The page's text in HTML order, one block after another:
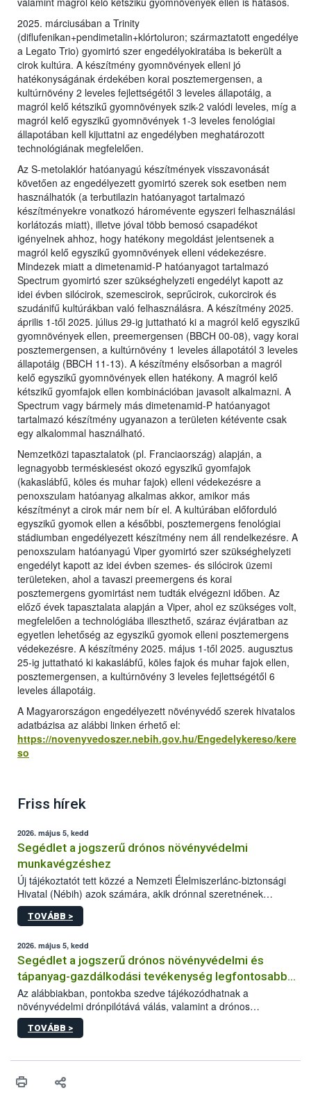
2025. márciusában a Trinity
(diflufenikan+pendimetalin+klórtoluron; származtatott engedélye
a Legato Trio) gyomirtó szer engedélyokiratába is bekerült a
cirok kultúra. A készítmény gyomnövények elleni jó
hatékonyságának érdekében korai posztemergensen, a
kultúrnövény 2 leveles fejlettségétől 3 leveles állapotáig, a
magról kelő kétszikű gyomnövények szik-2 valódi leveles, míg a
magról kelő egyszikű gyomnövények 1-3 leveles fenológiai
állapotában kell kijuttatni az engedélyben meghatározott
technológiának megfelelően.
Az S-metolaklór hatóanyagú készítmények visszavonását
követően az engedélyezett gyomirtó szerek sok esetben nem
használhatók (a terbutilazin hatóanyagot tartalmazó
készítményekre vonatkozó háromévente egyszeri felhasználási
korlátozás miatt), illetve jóval több bemosó csapadékot
igényelnek ahhoz, hogy hatékony megoldást jelentsenek a
magról kelő egyszikű gyomnövények elleni védekezésre.
Mindezek miatt a dimetenamid-P hatóanyagot tartalmazó
Spectrum gyomirtó szer szükséghelyzeti engedélyt kapott az
idei évben silócirok, szemescirok, seprűcirok, cukorcirok és
szudánifű kultúrákban való felhasználásra. A készítmény 2025.
április 1-től 2025. július 29-ig juttatható ki a magról kelő egyszikű
gyomnövények ellen, preemergensen (BBCH 00-08), vagy korai
posztemergensen, a kultúrnövény 1 leveles állapotától 3 leveles
állapotáig (BBCH 11-13). A készítmény elsősorban a magról
kelő egyszikű gyomnövények ellen hatékony. A magról kelő
kétszikű gyomfajok ellen kombinációban javasolt alkalmazni. A
Spectrum vagy bármely más dimetenamid-P hatóanyagot
tartalmazó készítmény ugyanazon a területen kétévente csak
egy alkalommal használható.
Nemzetközi tapasztalatok (pl. Franciaország) alapján, a
legnagyobb terméskiesést okozó egyszikű gyomfajok
(kakaslábfű, köles és muhar fajok) elleni védekezésre a
penoxszulam hatóanyag alkalmas akkor, amikor más
készítményt a cirok már nem bír el. A kultúrában előforduló
egyszikű gyomok ellen a későbbi, posztemergens fenológiai
stádiumban engedélyezett készítmény nem áll rendelkezésre. A
penoxszulam hatóanyagú Viper gyomirtó szer szükséghelyzeti
engedélyt kapott az idei évben szemes- és silócirok üzemi
területeken, ahol a tavaszi preemergens és korai
posztemergens gyomirtást nem tudták elvégezni időben. Az
előző évek tapasztalata alapján a Viper, ahol ez szükséges volt,
megfelelően a technológiába illeszthető, száraz évjáratban az
egyetlen lehetőség az egyszikű gyomok elleni posztemergens
védekezésre. A készítmény 2025. május 1-től 2025. augusztus
25-ig juttatható ki kakaslábfű, köles fajok és muhar fajok ellen,
posztemergensen, a kultúrnövény 3 leveles fejlettségétől 6
leveles állapotáig.
A Magyarországon engedélyezett növényvédő szerek hivatalos
adatbázisa az alábbi linken érhető el:
https://novenyvedoszer.nebih.gov.hu/Engedelykereso/kere
so
Friss hírek
2026. május 5, kedd
Segédlet a jogszerű drónos növényvédelmi
munkavégzéshez
Új tájékoztatót tett közzé a Nemzeti Élelmiszerlánc-biztonsági
Hivatal (Nébih) azok számára, akik drónnal szeretnének
növényvédelmi vagy tápanyag-gazdálkodási tevékenységet
végezni Magyarországon. Az összefoglaló részletesen
műszaki és hatósági feltételek.
TOVÁBB >
2026. május 5, kedd
Segédlet a jogszerű drónos növényvédelmi és
tápanyag-gazdálkodási tevékenység legfontosabb
feltételeiről
Az alábbiakban, pontokba szedve tájékozódhatnak a
növényvédelmi drónpilótává válás, valamint a drónos
növényvédelmi és tápanyag-gazdálkodási tevékenység
végzésének legfontosabb feltételeiről*.
TOVÁBB >